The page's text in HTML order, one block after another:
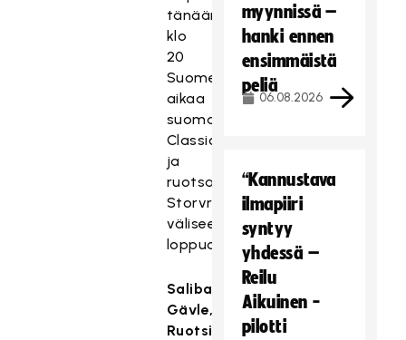
tänään
klo
20
Suomen
aikaa
suomalaisen
Classicin
ja
ruotsalaisen
Storvretan
väliseen
loppuotteluun.
Salibandya,
Gävle,
Ruotsi
myynnissä –
hanki ennen
ensimmäistä
peliä
06.08.2026
“Kannustava
ilmapiiri
syntyy
yhdessä –
Reilu
Aikuinen -
pilotti